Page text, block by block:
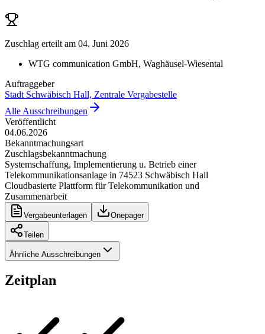
Zuschlag erteilt am 04. Juni 2026
WTG communication GmbH, Waghäusel-Wiesental
Auftraggeber
Stadt Schwäbisch Hall, Zentrale Vergabestelle
Alle Ausschreibungen
Veröffentlicht
04.06.2026
Bekanntmachungsart
Zuschlagsbekanntmachung
Systemschaffung, Implementierung u. Betrieb einer
Telekommunikationsanlage in 74523 Schwäbisch Hall
Cloudbasierte Plattform für Telekommunikation und
Zusammenarbeit
Vergabeunterlagen Onepager
Teilen
Ähnliche Ausschreibungen
Zeitplan